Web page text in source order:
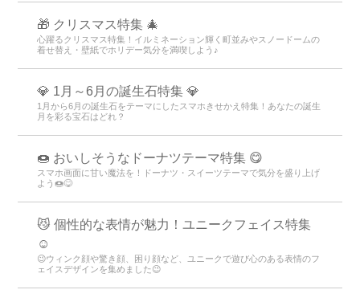
🎁 クリスマス特集 🎄
心躍るクリスマス特集！イルミネーション輝く町並みやスノードームの
着せ替え・壁紙でホリデー気分を満喫しよう♪
💎 1月～6月の誕生石特集 💎
1月から6月の誕生石をテーマにしたスマホきせかえ特集！あなたの誕生
月を彩る宝石はどれ？
🍩 おいしそうなドーナツテーマ特集 😋
スマホ画面に甘い魔法を！ドーナツ・スイーツテーマで気分を盛り上げ
よう🍩😋
😼 個性的な表情が魅力！ユニークフェイス特集
☺️
😉ウィンク顔や驚き顔、困り顔など、ユニークで遊び心のある表情のフ
ェイスデザインを集めました😉